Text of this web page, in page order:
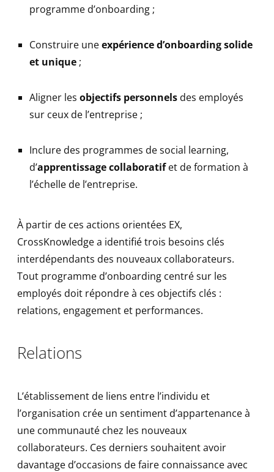
programme d’onboarding ;
Construire uneexpérience d’onboarding solide
et unique ;
Aligner les objectifs personnels des employés
sur ceux de l’entreprise ;
Inclure des programmes de social learning,
d’apprentissage collaboratifet de formation à
l’échelle de l’entreprise.
À partir de ces actions orientées EX,
CrossKnowledge a identifié trois besoins clés
interdépendants des nouveaux collaborateurs.
Tout programme d’onboarding centré sur les
employés doit répondre à ces objectifs clés :
relations, engagement et performances.
Relations
L’établissement de liens entre l’individu et
l’organisation crée un sentiment d’appartenance à
une communauté chez les nouveaux
collaborateurs. Ces derniers souhaitent avoir
davantage d’occasions de faire connaissance avec